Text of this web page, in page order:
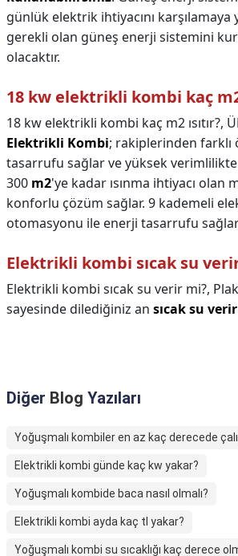
günlük elektrik ihtiyacını
gerekli olan güneş enerji sistemini
olacaktır.
18 kw elektrikli kombi kaç m2
18 kw elektrikli kombi kaç m2 ısıtır?,
Elektrikli Kombi; rakiplerinden farklı
tasarrufu sağlar ve yüksek verimlilikte
300 m2'ye kadar ısınma ihtiyacı olan
konforlu çözüm sağlar. 9 kademeli
otomasyonu ile enerji tasarrufu
Elektrikli kombi sıcak su
Elektrikli kombi sıcak su verir mi?,
sayesinde dilediğiniz an sıcak su verir
Diğer Blog Yazıları
Yoğuşmalı kombiler en az kaç derecede
Elektrikli kombi günde kaç kw yakar?
Yoğuşmalı kombide baca nasıl olmalı?
Elektrikli kombi ayda kaç tl yakar?
Yoğuşmalı kombi su sıcaklığı kaç derece